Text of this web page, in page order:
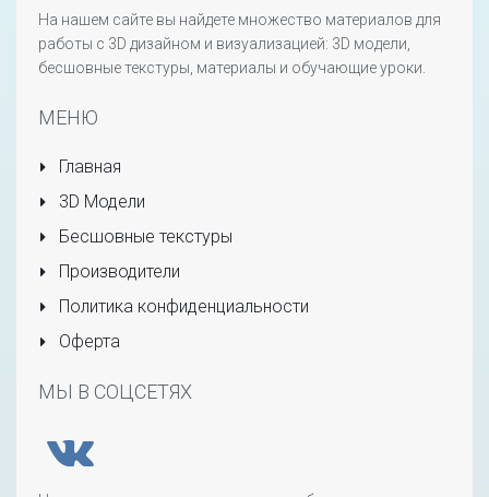
На нашем сайте вы найдете множество материалов для
работы с 3D дизайном и визуализацией: 3D модели,
бесшовные текстуры, материалы и обучающие уроки.
МЕНЮ
Главная
3D Модели
Бесшовные текстуры
Производители
Политика конфиденциальности
Оферта
МЫ В СОЦСЕТЯХ